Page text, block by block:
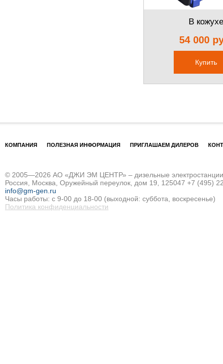
В кожухе
54 000
Купить
КОМПАНИЯ ПОЛЕЗНАЯ ИНФОРМАЦИЯ ПРИГЛАШАЕМ ДИЛЕРОВ
© 2005—2026 АО «ДЖИ ЭМ ЦЕНТР» – дизельные электростанции
Россия, Москва, Оружейный переулок, дом 19, 125047 +7 (495)
info@gm-gen.ru
Часы работы: с 9-00 до 18-00 (выходной: суббота, воскресенье)
Политика конфиденциальности